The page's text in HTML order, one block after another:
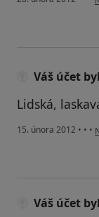
Váš účet
Lidská,
15. února 2012 • • •
Váš účet